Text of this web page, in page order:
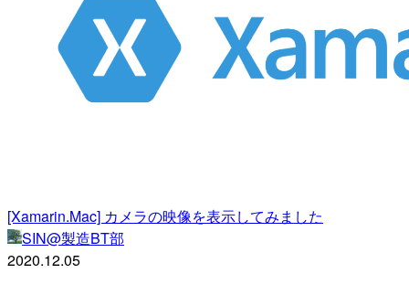
[Xamarin.Mac] カメラの映像を表示してみました
SIN@製造BT部
2020.12.05